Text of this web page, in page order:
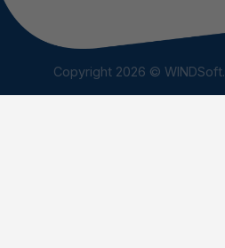
Copyright 2026 © WINDSoft.